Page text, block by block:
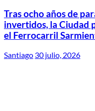
Tras ocho años de
invertidos, la Ciudad
el Ferrocarril
Santiago 30 julio, 2026